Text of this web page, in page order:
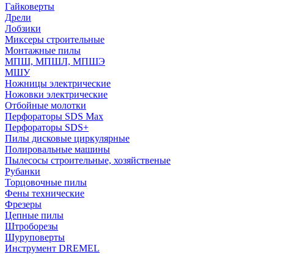
Гайковерты
Дрели
Лобзики
Миксеры строительные
Монтажные пилы
МПШ, МПШЛ, МПШЭ
МШУ
Ножницы электрические
Ножовки электрические
Отбойные молотки
Перфораторы SDS Max
Перфораторы SDS+
Пилы дисковые циркулярные
Полировальные машины
Пылесосы строительные, хозяйственые
Рубанки
Торцовочные пилы
Фены технические
Фрезеры
Цепные пилы
Штроборезы
Шуруповерты
Инструмент DREMEL